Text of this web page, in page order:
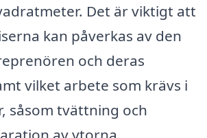
Det är viktigt att
kan påverkas av den
och deras
vilket arbete som krävs i
såsom tvättning och